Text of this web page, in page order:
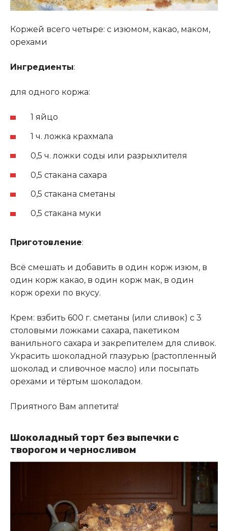
Коржей всего четыре: с изюмом, какао, маком,
орехами
Ингредиенты:
для одного коржа:
1 яйцо
1 ч. ложка крахмала
0,5 ч. ложки соды или разрыхлителя
0,5 стакана сахара
0,5 стакана сметаны
0,5 стакана муки
Приготовление:
Всё смешать и добавить в один корж изюм, в
один корж какао, в один корж мак, в один
корж орехи по вкусу.
Крем: взбить 600 г. сметаны (или сливок) с 3
столовыми ложками сахара, пакетиком
ванильного сахара и закрепителем для сливок.
Украсить шоколадной глазурью (растопленный
шоколад и сливочное масло) или посыпать
орехами и тёртым шоколадом.
Приятного Вам аппетита!
Шоколадный торт без выпечки с
творогом и черносливом